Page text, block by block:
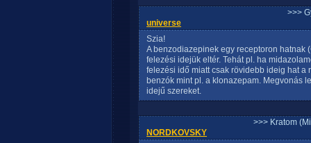
>>>
universe
Szia!
A benzodiazepinek egy receptoron hatnak
felezési idejük eltér. Tehát pl. ha
felezési idő miatt csak rövidebb ideig hat
benzók mint pl. a klonazepam. Megvonás
idejű szereket.
>>> Kratom
NORDKOVSKY